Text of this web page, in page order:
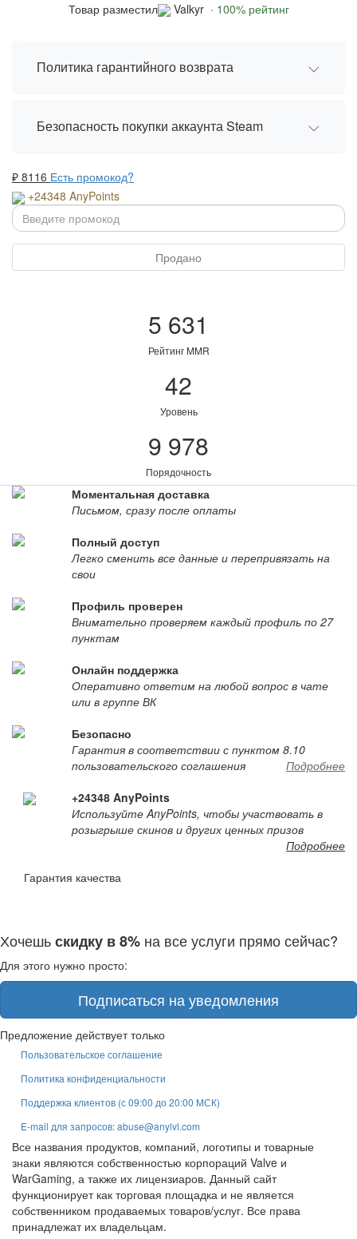
Товар разместил Valkyr · 100% рейтинг
Политика гарантийного возврата
Безопасность покупки аккаунта Steam
₽ 8116 Есть промокод?
+24348 AnyPoints
Продано
5 631
Рейтинг MMR
42
Уровень
9 978
Порядочность
Моментальная доставка
Письмом, сразу после оплаты
Полный доступ
Легко сменить все данные и перепривязать на
свои
Профиль проверен
Внимательно проверяем каждый профиль по 27
пунктам
Онлайн поддержка
Оперативно ответим на любой вопрос в чате
или в группе ВК
Безопасно
Гарантия в соответствии с пунктом 8.10
пользовательского соглашения
Подробнее
+24348 AnyPoints
Используйте AnyPoints, чтобы участвовать в
розыгрыше скинов и других ценных призов
Подробнее
Гарантия качества
Хочешьскидку в 8% на все услуги прямо сейчас?
Для этого нужно просто:
Подписаться на уведомления
Предложение действует только
Пользовательское соглашение
Политика конфиденциальности
Поддержка клиентов (с 09:00 до 20:00 МСК)
E-mail для запросов: abuse@anylvl.com
Все названия продуктов, компаний, логотипы и товарные
знаки являются собственностью корпораций Valve и
WarGaming, а также их лицензиаров. Данный сайт
функционирует как торговая площадка и не является
собственником продаваемых товаров/услуг. Все права
принадлежат их владельцам.